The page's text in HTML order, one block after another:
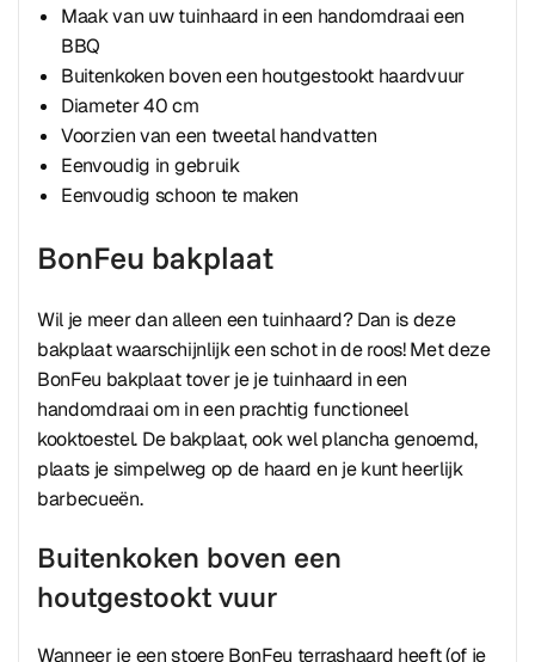
Maak van uw tuinhaard in een handomdraai een
BBQ
Buitenkoken boven een houtgestookt haardvuur
Diameter 40 cm
Voorzien van een tweetal handvatten
Eenvoudig in gebruik
Eenvoudig schoon te maken
BonFeu bakplaat
Wil je meer dan alleen een tuinhaard? Dan is deze
bakplaat waarschijnlijk een schot in de roos! Met deze
BonFeu bakplaat tover je je tuinhaard in een
handomdraai om in een prachtig functioneel
kooktoestel. De bakplaat, ook wel plancha genoemd,
plaats je simpelweg op de haard en je kunt heerlijk
barbecueën.
Buitenkoken boven een
houtgestookt vuur
Wanneer je een stoere BonFeu terrashaard heeft (of je